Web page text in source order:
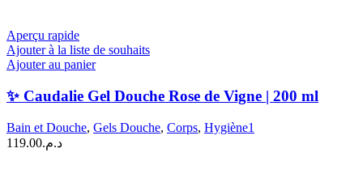
Aperçu rapide
Ajouter à la liste de souhaits
Ajouter au panier
✨ Caudalie Gel Douche Rose de Vigne | 200 ml
Bain et Douche, Gels Douche, Corps, Hygiène1
د.م.119.00